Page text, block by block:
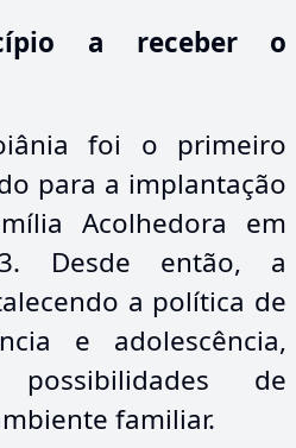
a receber o
foi o primeiro
para a implantação
Acolhedora em
Desde então, a
a política de
e adolescência,
de
familiar.